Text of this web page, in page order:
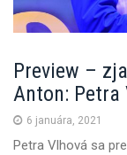
Preview –
Anton: Petra
6 januára, 2021
Petra Vlhová sa